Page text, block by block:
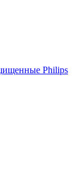
Philips